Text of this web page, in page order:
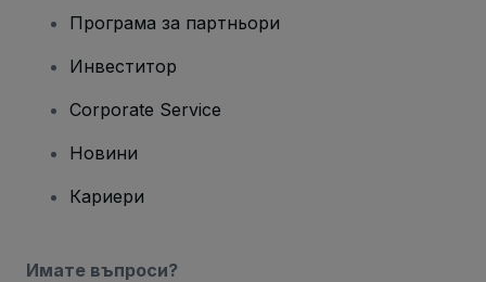
Програма за партньори
Инвеститор
Corporate Service
Новини
Кариери
Имате въпроси?